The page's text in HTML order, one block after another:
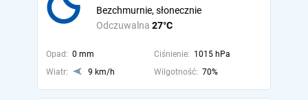
Odczuwalna 27°C
Bezchmurnie, słonecznie
Opad: 0 mm Ciśnienie: 1015 hPa
Wiatr:
9 km/h Wilgotność: 70%